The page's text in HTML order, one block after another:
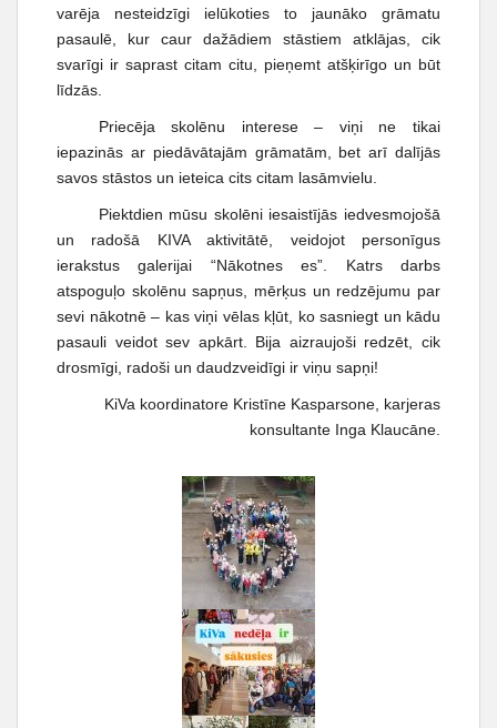
varēja nesteidzīgi ielūkoties to jaunāko grāmatu
pasaulē, kur caur dažādiem stāstiem atklājas, cik
svarīgi ir saprast citam citu, pieņemt atšķirīgo un būt
līdzās.
Priecēja skolēnu interese – viņi ne tikai
iepazinās ar piedāvātajām grāmatām, bet arī dalījās
savos stāstos un ieteica cits citam lasāmvielu.
Piektdien mūsu skolēni iesaistījās iedvesmojošā
un radošā KIVA aktivitātē, veidojot personīgus
ierakstus galerijai “Nākotnes es”. Katrs darbs
atspoguļo skolēnu sapņus, mērķus un redzējumu par
sevi nākotnē – kas viņi vēlas kļūt, ko sasniegt un kādu
pasauli veidot sev apkārt. Bija aizraujoši redzēt, cik
drosmīgi, radoši un daudzveidīgi ir viņu sapņi!
KiVa koordinatore Kristīne Kasparsone, karjeras
konsultante Inga Klaucāne.